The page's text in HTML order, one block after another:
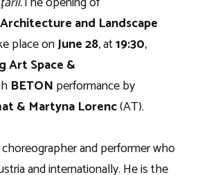
and Landscape
place onJune 28, at19:30,
Art Space &
BETON performance by
& Martyna Lorenc(AT).
choreographer and performer who
and internationally. He is the